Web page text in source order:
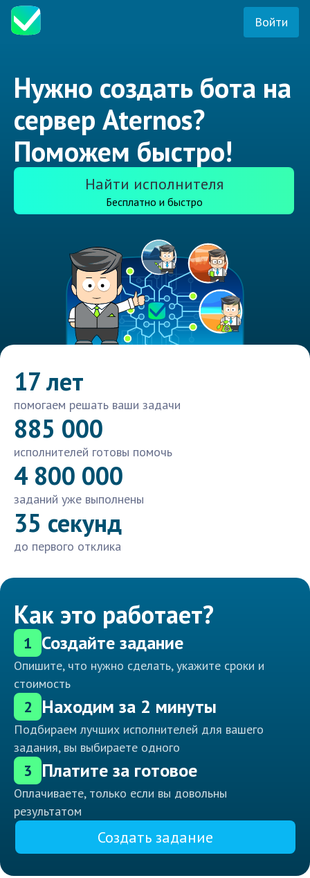
Войти
Нужно создать бота на
сервер Aternos?
Поможем быстро!
Найти исполнителя
Бесплатно и быстро
17 лет
помогаем решать ваши задачи
885 000
исполнителей готовы помочь
4 800 000
заданий уже выполнены
35 секунд
до первого отклика
Как это работает?
1 Создайте задание
Опишите, что нужно сделать, укажите сроки и
стоимость
2 Находим за 2 минуты
Подбираем лучших исполнителей для вашего
задания, вы выбираете одного
3 Платите за готовое
Оплачиваете, только если вы довольны
результатом
Создать задание